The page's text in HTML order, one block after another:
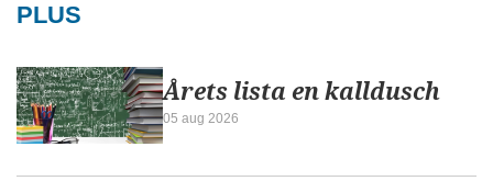
PLUS
Årets lista en kalldusch
05 aug 2026